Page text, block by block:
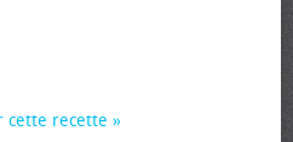
cette recette